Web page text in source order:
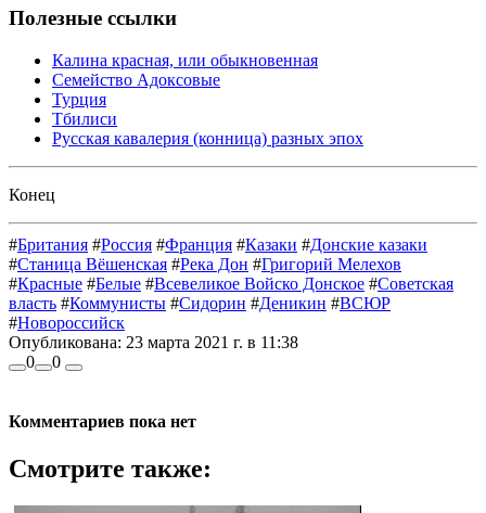
Полезные ссылки
Калина красная, или обыкновенная
Семейство Адоксовые
Турция
Тбилиси
Русская кавалерия (конница) разных эпох
Конец
#Британия #Россия #Франция #Казаки #Донские казаки
#Станица Вёшенская #Река Дон #Григорий Мелехов
#Красные #Белые #Всевеликое Войско Донское #Советская
власть #Коммунисты #Сидорин #Деникин #ВСЮР
#Новороссийск
Опубликована: 23 марта 2021 г. в 11:38
0
0
Комментариев пока нет
Смотрите также: